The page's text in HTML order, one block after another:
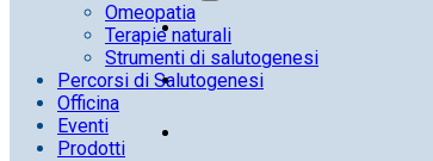
Omeopatia
Terapie naturali
Strumenti di salutogenesi
Percorsi di Salutogenesi
Officina
Eventi
Prodotti